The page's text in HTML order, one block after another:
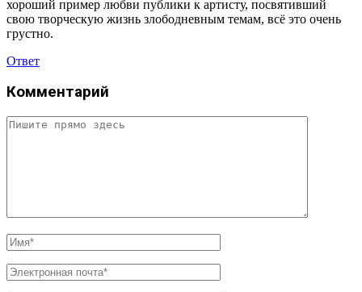
хороший пример любви публики к артисту, посвятивший
свою творческую жизнь злободневным темам, всё это очень
грустно.
Ответ
Комментарий